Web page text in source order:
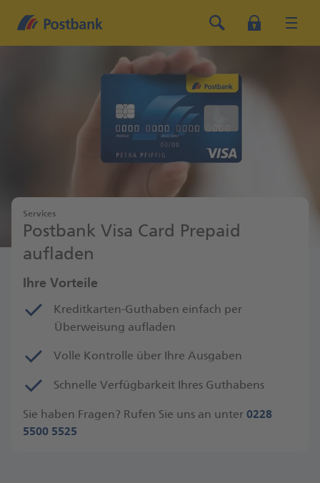
Services
Postbank Visa Card Prepaid
aufladen
Ihre Vorteile
Kreditkarten-Guthaben einfach per
Überweisung aufladen
Volle Kontrolle über Ihre Ausgaben
Schnelle Verfügbarkeit Ihres Guthabens
Sie haben Fragen? Rufen Sie uns an unter 0228
5500 5525